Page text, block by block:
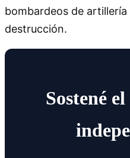
bombardeos de
destrucción.
Sostené